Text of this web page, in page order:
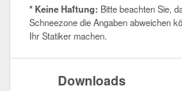
* Keine Haftung: Bitte beachten Sie,
Schneezone die Angaben abweichen
Ihr Statiker machen.
Downloads